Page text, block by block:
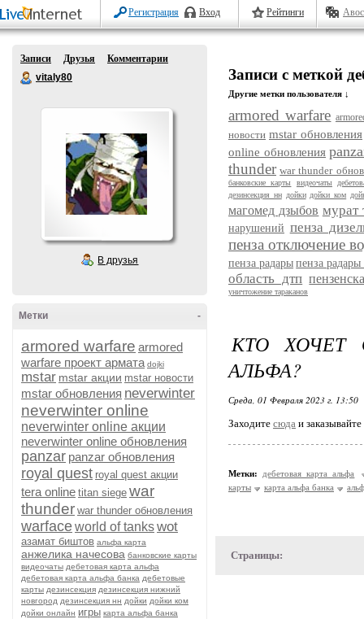
Регистрация Вход Рейтинги
Записи Друзья
Комментарии
vitaly80
В друзья
-
Метки
armored warfare armored
warfare проект армата dojki
mstar mstar акции mstar новости
mstar обновления neverwinter
neverwinter online
neverwinter online акции
neverwinter online обновления
panzar panzar обновления
royal quest royal quest акции
tera online titan siege war
thunder war thunder обновления
warfaceworld of tankswot
азамат биштов альфа карта
анжелика начесова банковские карты
видеочаты дебетовая карта альфа
дебетовая карта альфа банка дебетовые
карты дезинсекция дезинсекция нижний
новгород дезинсекция нн дойки дойки ком
дойки онлайн игры карта альфа банка
Записи с меткой
Другие метки пользователя ↓
armored warfare
новости mstar обновления
online обновления
thunder war thunder
банковские карты видеочаты
дезинсекция нн дойки дойки ком
магомед дзыбов мурат
нарушений пенза
пенза отключение
пенза радары пенза
область дтп
уничтожение тараканов
КТО ХОЧЕТ
АЛЬФА?
Среда, 01 Февраля 2023 г. 13:50
Заходите сюда и
Метки:
дебетовая карта альфа
карты
карта альфа банка
Страницы: